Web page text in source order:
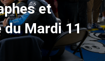
et
du Mardi 11